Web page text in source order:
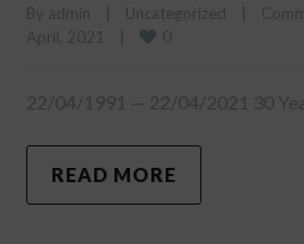
By admin Uncategorized
April, 2021
0
22/04/1991 — 22/04/2021 30
READ MORE